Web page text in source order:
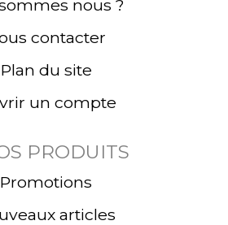
nous ?
contacter
Plan du site
un compte
PRODUITS
Promotions
articles